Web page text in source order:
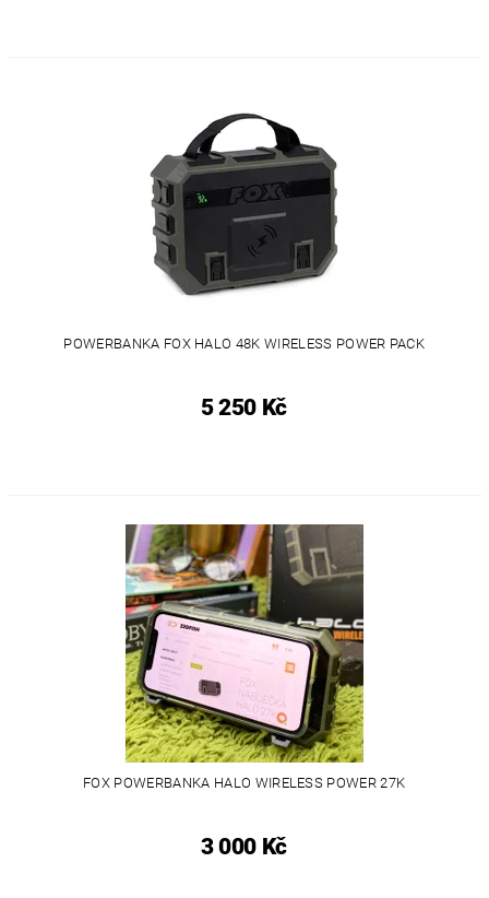
POWERBANKA FOX HALO 48K WIRELESS POWER PACK
5 250 Kč
FOX POWERBANKA HALO WIRELESS POWER 27K
3 000 Kč